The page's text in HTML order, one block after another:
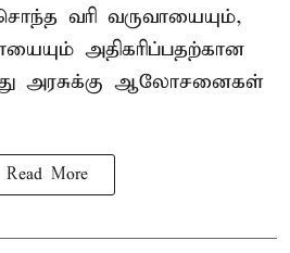
வரி வருவாயையும்,
அதிகரிப்பதற்கான
அரசுக்கு ஆலோசனைகள்
Read More